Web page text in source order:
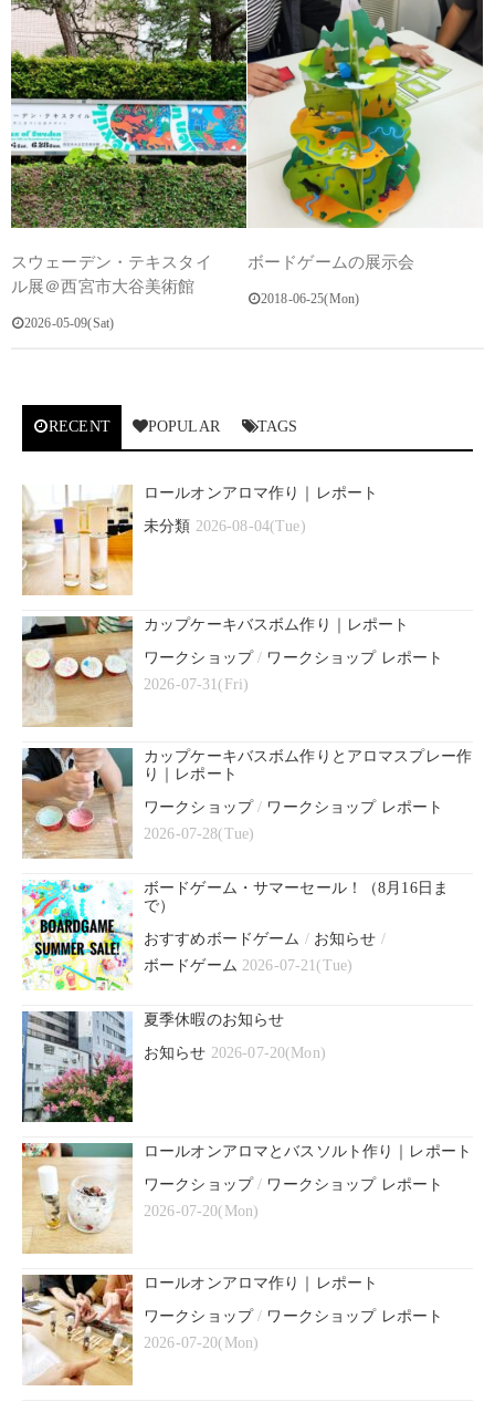
スウェーデン・テキスタイ
ル展＠西宮市大谷美術館
2026-05-09(Sat)
ボードゲームの展示会
2018-06-25(Mon)
RECENT POPULAR TAGS
ロールオンアロマ作り｜レポート
未分類 2026-08-04(Tue)
カップケーキバスボム作り｜レポート
ワークショップ/ ワークショップ レポート
2026-07-31(Fri)
カップケーキバスボム作りとアロマスプレー作
り｜レポート
ワークショップ/ ワークショップ レポート
2026-07-28(Tue)
ボードゲーム・サマーセール！（8月16日ま
で）
おすすめボードゲーム / お知らせ /
ボードゲーム 2026-07-21(Tue)
夏季休暇のお知らせ
お知らせ 2026-07-20(Mon)
ロールオンアロマとバスソルト作り｜レポート
ワークショップ/ ワークショップ レポート
2026-07-20(Mon)
ロールオンアロマ作り｜レポート
ワークショップ/ ワークショップ レポート
2026-07-20(Mon)